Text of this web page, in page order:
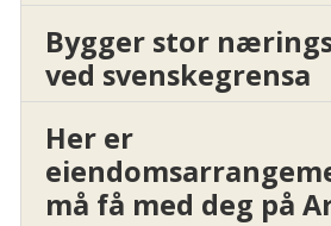
Bygger stor
ved svenskegrensa
Her er
må få med deg på